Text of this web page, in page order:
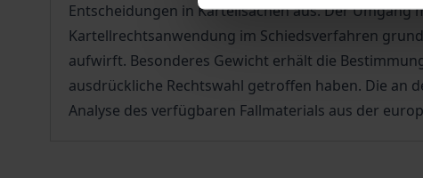
Entscheidungen in Kartellsachen aus. Der
Kartellrechtsanwendung im Schiedsverfahren
aufwirft. Besonderes Gewicht erhält die
ausdrückliche Rechtswahl getroffen haben. Die an
Analyse des verfügbaren Fallmaterials aus der